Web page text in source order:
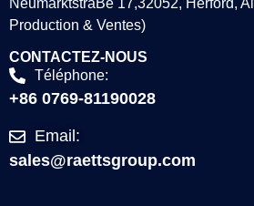
NeumarktstraBe 17,32052, Herford,
Production & Ventes)
CONTACTEZ-NOUS
Téléphone:
+86 0769-81190028
Email:
sales@raettsgroup.com